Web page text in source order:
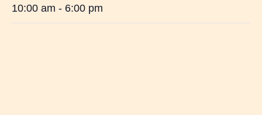
10:00 am - 6:00 pm